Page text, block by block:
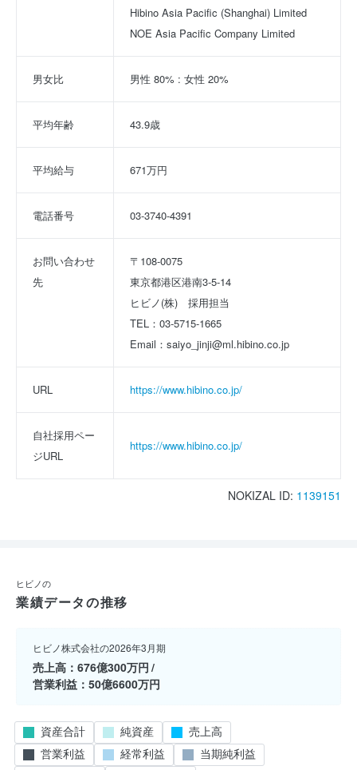
Hibino Asia Pacific (Shanghai) Limited
NOE Asia Pacific Company Limited
男女比 男性 80% : 女性 20%
平均年齢 43.9歳
平均給与 671万円
電話番号 03-3740-4391
お問い合わせ
先
〒108-0075
東京都港区港南3-5-14
ヒビノ(株)　採用担当
TEL：03-5715-1665
Email：saiyo_jinji@ml.hibino.co.jp
URL https://www.hibino.co.jp/
自社採用ペー
ジURL
https://www.hibino.co.jp/
NOKIZAL ID: 1139151
ヒビノの
業績データの推移
ヒビノ株式会社の2026年3月期
売上高
676億300万円
営業利益
50億6600万円
資産合計 純資産
売上高
営業利益
経常利益
当期純利益